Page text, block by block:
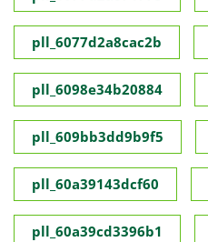
pll_6077d2a8cac2b
pll_6098e34b20884
pll_609bb3dd9b9f5
pll_60a39143dcf60
pll_60a39cd3396b1